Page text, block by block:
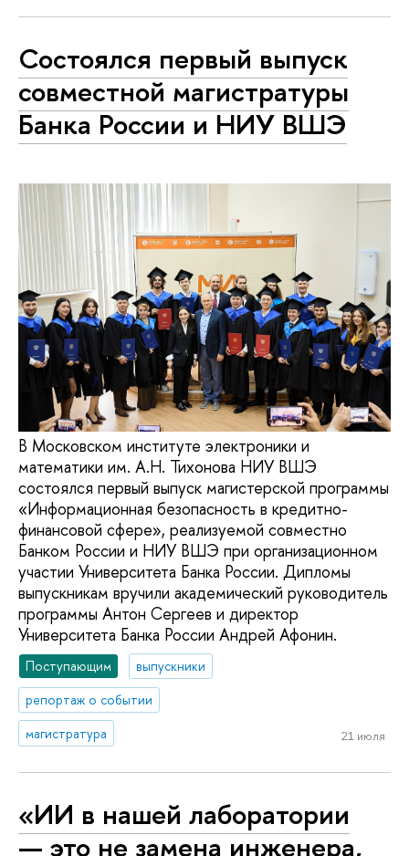
Состоялся первый выпуск
совместной магистратуры
Банка России и НИУ ВШЭ
В Московском институте электроники и
математики им. А.Н. Тихонова НИУ ВШЭ
состоялся первый выпуск магистерской программы
«Информационная безопасность в кредитно-
финансовой сфере», реализуемой совместно
Банком России и НИУ ВШЭ при организационном
участии Университета Банка России. Дипломы
выпускникам вручили академический руководитель
программы Антон Сергеев и директор
Университета Банка России Андрей Афонин.
Поступающим
выпускники
репортаж о событии
магистратура
21 июля
«ИИ в нашей лаборатории
— это не замена инженера,